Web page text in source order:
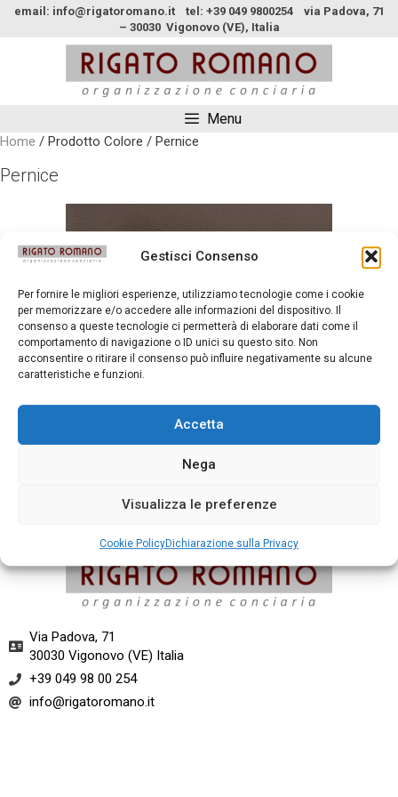
Gestisci Consenso
Per fornire le migliori esperienze, utilizziamo tecnologie come i cookie
per memorizzare e/o accedere alle informazioni del dispositivo. Il
consenso a queste tecnologie ci permetterà di elaborare dati come il
comportamento di navigazione o ID unici su questo sito. Non
acconsentire o ritirare il consenso può influire negativamente su alcune
caratteristiche e funzioni.
Accetta
Nega
Visualizza le preferenze
Cookie PolicyDichiarazione sulla Privacy
email: info@rigatoromano.it tel: +39 049 9800254 via Padova, 71
– 30030 Vigonovo (VE), Italia
Menu
Home / Prodotto Colore / Pernice
Pernice
Mousse Pernice
Via Padova, 71
30030 Vigonovo (VE) Italia​
+39 049 98 00 254
info@rigatoromano.it​